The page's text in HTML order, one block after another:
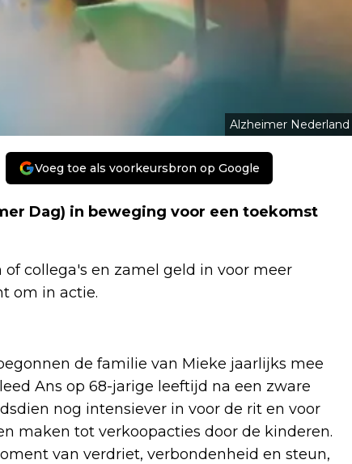
Alzheimer Nederland
Voeg toe als voorkeursbron op Google
Dag) in beweging voor een toekomst
collega's en zamel geld in voor meer
om in actie.
de familie van Mieke jaarlijks mee
Ans op 68-jarige leeftijd na een zware
nog intensiever in voor de rit en voor
maken tot verkoopacties door de kinderen.
van verdriet, verbondenheid en steun,